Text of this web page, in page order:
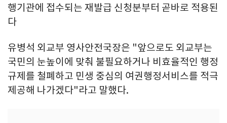
행기관에 접수되는 재발급 신청분부터 곧바로 적용된
다
유병석 외교부 영사안전국장은 "앞으로도 외교부는
국민의 눈높이에 맞춰 불필요하거나 비효율적인 행정
규제를 철폐하고 민생 중심의 여권행정서비스를 적극
제공해 나가겠다"라고 말했다.